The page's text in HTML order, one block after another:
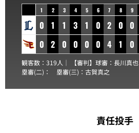
1 2 3 4 5 6 7 8 9
0 1 1 3 1 0 2 0 0
0 2 0 0 0 0 4 1 0
観客数：319人｜ 【審判】球審： 長川真也
塁審(二)：
塁審(三)： 古賀真之
責任投手